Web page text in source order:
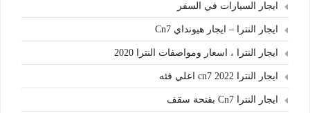
ايجار السيارات في السفر
ايجار النترا – ايجار هيونداي Cn7
ايجار النترا ، اسعار ومواصفات النترا 2020
ايجار النترا cn7 2022 اعلي فئه
ايجار النترا Cn7 بفتحة سقف